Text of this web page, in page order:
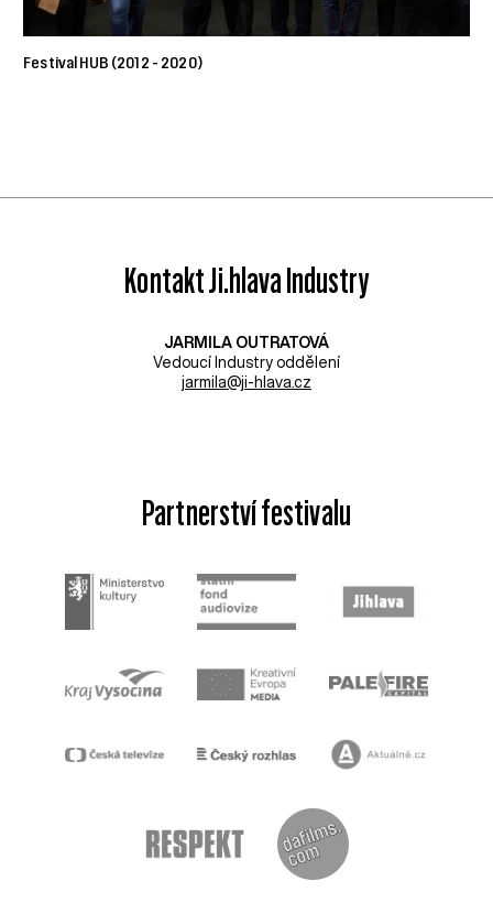
Festival HUB (2012 - 2020)
Kontakt Ji.hlava Industry
JARMILA OUTRATOVÁ
Vedoucí Industry oddělení
jarmila@ji-hlava.cz
Partnerství festivalu